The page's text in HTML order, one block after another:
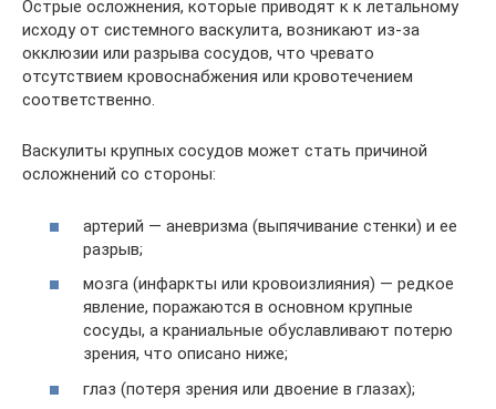
Острые осложнения, которые приводят к к летальному
исходу от системного васкулита, возникают из-за
окклюзии или разрыва сосудов, что чревато
отсутствием кровоснабжения или кровотечением
соответственно.
Васкулиты крупных сосудов может стать причиной
осложнений со стороны:
артерий — аневризма (выпячивание стенки) и ее
разрыв;
мозга (инфаркты или кровоизлияния) — редкое
явление, поражаются в основном крупные
сосуды, а краниальные обуславливают потерю
зрения, что описано ниже;
глаз (потеря зрения или двоение в глазах);